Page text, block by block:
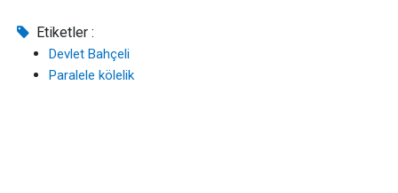
Etiketler :
Devlet Bahçeli
Paralele kölelik